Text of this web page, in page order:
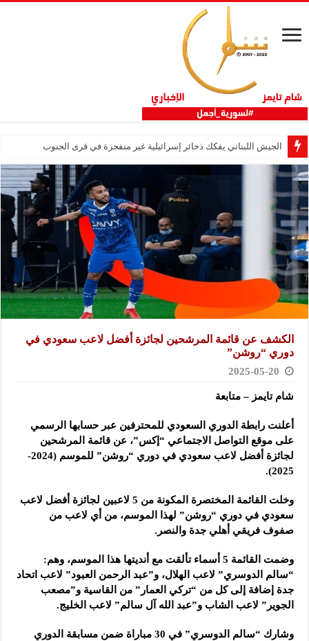
الجيش اللبناني يفكك ذخائر إسرائيلية غير منفجرة في قرى الجنوب
الكشف عن قائمة المرشحين لجائزة أفضل لاعب سعودي في
دوري “روشن”
2025-05-20
شام تايمز – متابعة
أعلنت رابطة الدوري السعودي للمحترفين عبر حسابها الرسمي
على موقع التواصل الاجتماعي “إكس”، عن قائمة المرشحين
لجائزة أفضل لاعب سعودي في دوري “روشن” للموسم (2024-
2025).
وخلت القائمة المختصرة المكونة من 5 لاعبين لجائزة أفضل لاعب
سعودي في دوري “روشن” لهذا الموسم، من أي لاعب من
صفوف فريقي أهلي جدة والنصر.
وضمت القائمة 5 أسماء تألقت مع أنديتها هذا الموسم، وهم:
“سالم الدوسري” لاعب الهلال، و”عبد الرحمن العبود” لاعب اتحاد
جدة إضافة إلى كل من “تركي العمار” من القاسية و”مصعب
الجوير” لاعب الشاب و”عبد الله آل سالم” لاعب الخليج.
وشارك “سالم الدوسري” في 30 مباراة ضمن مسابقة الدوري